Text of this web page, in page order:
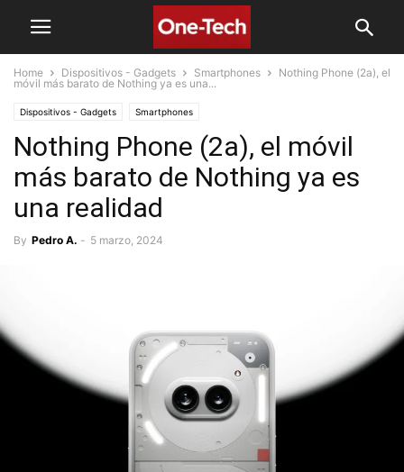
Home Dispositivos - Gadgets Smartphones
Nothing Phone (2a), el
móvil más barato de Nothing ya es una...
Dispositivos - Gadgets Smartphones
Nothing Phone (2a), el móvil
más barato de Nothing ya es
una realidad
By Pedro A. - 5 marzo, 2024